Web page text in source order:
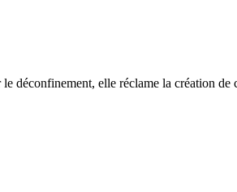
déconfinement, elle réclame la création de